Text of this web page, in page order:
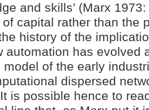
and skills’ (Marx
capital rather than the
history of the
automation has evolved
model of the early
dispersed
is possible hence to